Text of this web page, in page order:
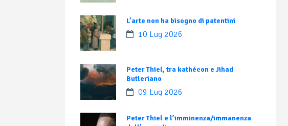
L’arte non ha bisogno di patentini
10 Lug 2026
Peter Thiel, tra kathécon e Jihad
Butleriano
09 Lug 2026
Peter Thiel e l’imminenza/immanenza